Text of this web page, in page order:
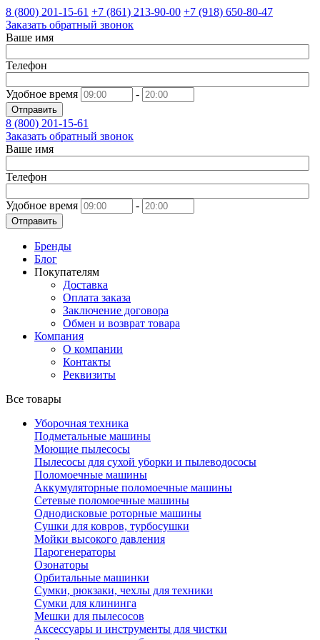
8 (800) 201-15-61 +7 (861) 213-90-00 +7 (918) 650-80-47
Заказать обратный звонок
Ваше имя
Телефон
Удобное время -
Отправить
8 (800) 201-15-61
Заказать обратный звонок
Ваше имя
Телефон
Удобное время -
Отправить
Бренды
Блог
Покупателям
Доставка
Оплата заказа
Заключение договора
Обмен и возврат товара
Компания
О компании
Контакты
Реквизиты
Все товары
Уборочная техника
Подметальные машины
Моющие пылесосы
Пылесосы для сухой уборки и пылеводососы
Поломоечные машины
Аккумуляторные поломоечные машины
Сетевые поломоечные машины
Однодисковые роторные машины
Сушки для ковров, турбосушки
Мойки высокого давления
Парогенераторы
Озонаторы
Орбитальные машинки
Сумки, рюкзаки, чехлы для техники
Сумки для клининга
Мешки для пылесосов
Аксессуары и инструменты для чистки